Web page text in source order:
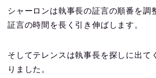
シャーロンは執事長の証言の順番を調
証言の時間を長く引き伸ばします。
そしてテレンスは執事長を探しに出て
りました。